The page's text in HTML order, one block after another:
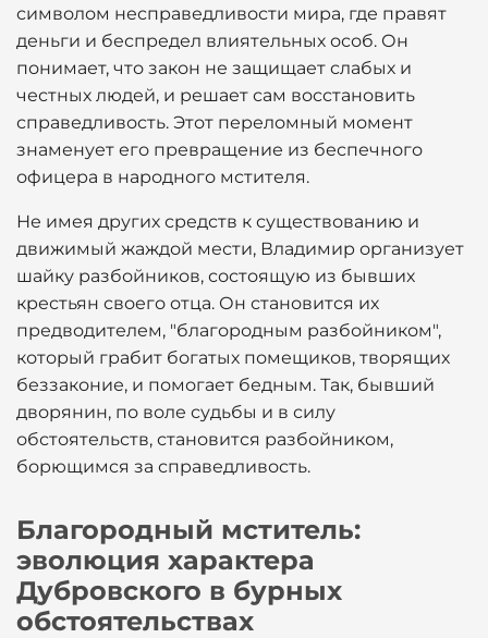
символом несправедливости мира, где правят
деньги и беспредел влиятельных особ. Он
понимает, что закон не защищает слабых и
честных людей, и решает сам восстановить
справедливость. Этот переломный момент
знаменует его превращение из беспечного
офицера в народного мстителя.
Не имея других средств к существованию и
движимый жаждой мести, Владимир организует
шайку разбойников, состоящую из бывших
крестьян своего отца. Он становится их
предводителем, "благородным разбойником",
который грабит богатых помещиков, творящих
беззаконие, и помогает бедным. Так, бывший
дворянин, по воле судьбы и в силу
обстоятельств, становится разбойником,
борющимся за справедливость.
Благородный мститель:
эволюция характера
Дубровского в бурных
обстоятельствах